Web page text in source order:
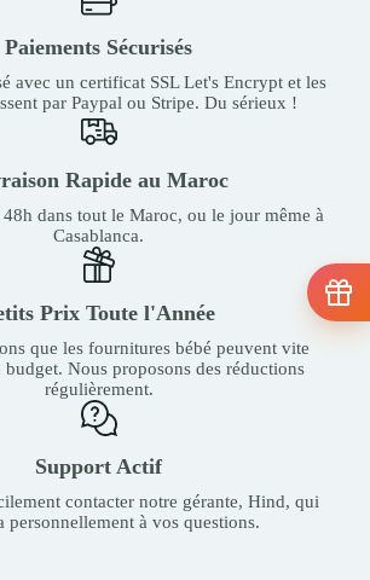
Paiements Sécurisés
avec un certificat SSL Let's Encrypt et les
par Paypal ou Stripe. Du sérieux !
Rapide au Maroc
dans tout le Maroc, ou le jour même à
Casablanca.
Prix Toute l'Année
que les fournitures bébé peuvent vite
budget. Nous proposons des réductions
régulièrement.
Support Actif
contacter notre gérante, Hind, qui
personnellement à vos questions.